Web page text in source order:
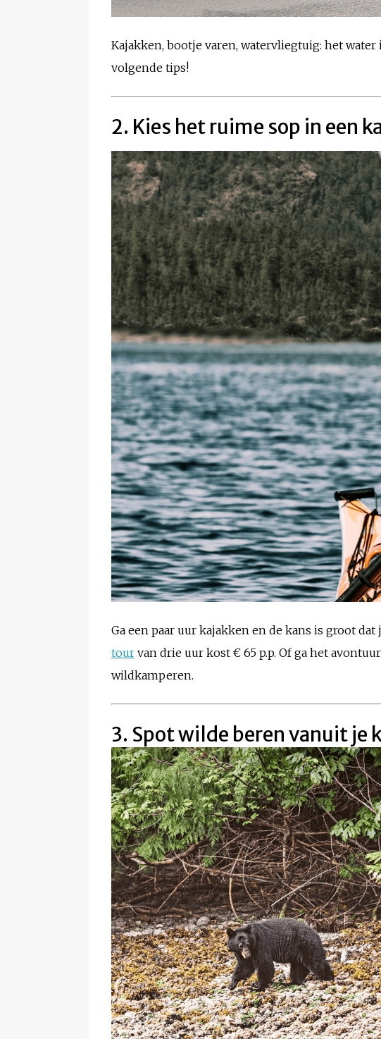
Kajakken, bootje varen, watervliegtuig: het
volgende tips!
2. Kies het ruime sop in een
Ga een paar uur kajakken en de kans is groot
tour van drie uur kost € 65 p.p. Of ga het
wildkamperen.
3. Spot wilde beren vanuit je